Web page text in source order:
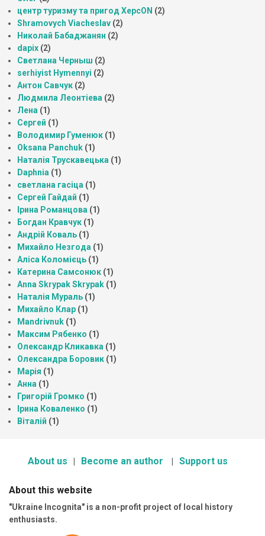
центр туризму та пригод ХерсON (2)
Shramovych Viacheslav (2)
Николай Бабаджанян (2)
dapix (2)
Светлана Черныш (2)
serhiyist Hymennyi (2)
Антон Савчук (2)
Людмила Леонтіева (2)
Лена (1)
Сергей (1)
Володимир Гуменюк (1)
Oksana Panchuk (1)
Наталія Трускавецька (1)
Daphnia (1)
светлана гасіца (1)
Сергей Гайдай (1)
Ірина Романцова (1)
Богдан Кравчук (1)
Андрій Коваль (1)
Михайло Незгода (1)
Аліса Коломієць (1)
Катерина Самсонюк (1)
Anna Skrypak Skrypak (1)
Наталія Мураль (1)
Михайло Клар (1)
Mandrivnuk (1)
Максим Рябенко (1)
Олександр Кликавка (1)
Олександра Боровик (1)
Марія (1)
Анна (1)
Григорій Громко (1)
Ірина Коваленко (1)
Віталій (1)
About us Become an author Support us
About this website
"Ukraine Incognita" is a non-profit project of local history
enthusiasts.